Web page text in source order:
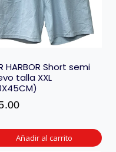
HARBOR Short semi
talla XXL
Añadir al carrito